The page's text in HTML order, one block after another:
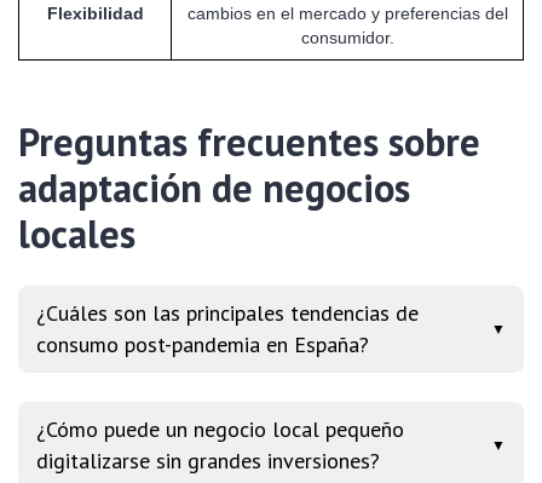
Flexibilidad
cambios en el mercado y preferencias del
consumidor.
Preguntas frecuentes sobre
adaptación de negocios
locales
¿Cuáles son las principales tendencias de
consumo post-pandemia en España?
▼
¿Cómo puede un negocio local pequeño
digitalizarse sin grandes inversiones?
▼